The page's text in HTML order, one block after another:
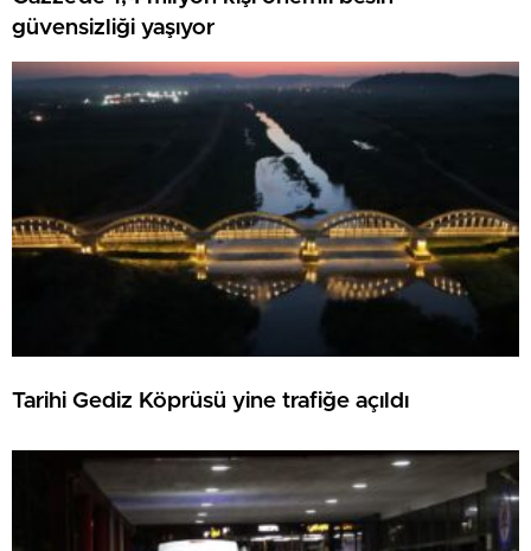
güvensizliği yaşıyor
Tarihi Gediz Köprüsü yine trafiğe açıldı